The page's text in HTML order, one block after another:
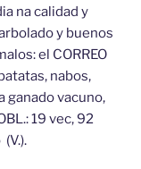
na calidad y
y buenos
el CORREO
nabos,
ganado vacuno,
19 vec, 92